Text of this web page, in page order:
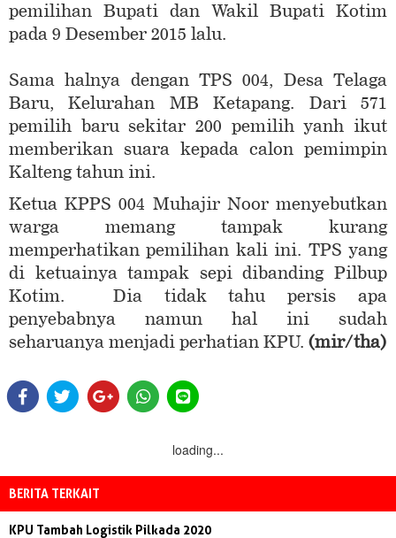
pemilihan Bupati dan Wakil Bupati Kotim
pada 9 Desember 2015 lalu.
Sama halnya dengan TPS 004, Desa Telaga
Baru, Kelurahan MB Ketapang. Dari 571
pemilih baru sekitar 200 pemilih yanh ikut
memberikan suara kepada calon pemimpin
Kalteng tahun ini.
Ketua KPPS 004 Muhajir Noor menyebutkan
warga memang tampak kurang
memperhatikan pemilihan kali ini. TPS yang
di ketuainya tampak sepi dibanding Pilbup
Kotim. Dia tidak tahu persis apa
penyebabnya namun hal ini sudah
seharuanya menjadi perhatian KPU. (mir/tha)
loading...
BERITA TERKAIT
KPU Tambah Logistik Pilkada 2020